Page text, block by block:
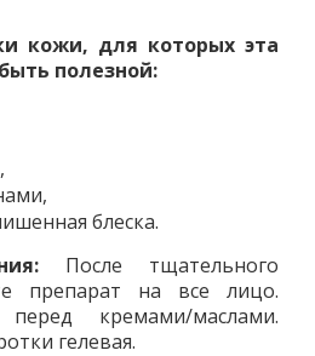
кожи, для которых эта
полезной:
блеска.
: После тщательного
препарат на все лицо.
кремами/маслами.
гелевая.